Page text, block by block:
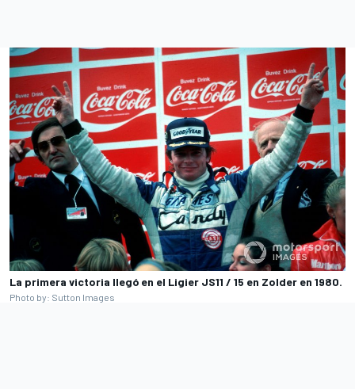
La primera victoria llegó en el Ligier JS11 / 15 en Zolder en 1980.
Photo by: Sutton Images